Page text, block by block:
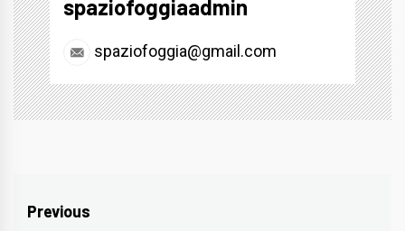
spaziofoggiaadmin
spaziofoggia@gmail.com
Navigazione
Previous